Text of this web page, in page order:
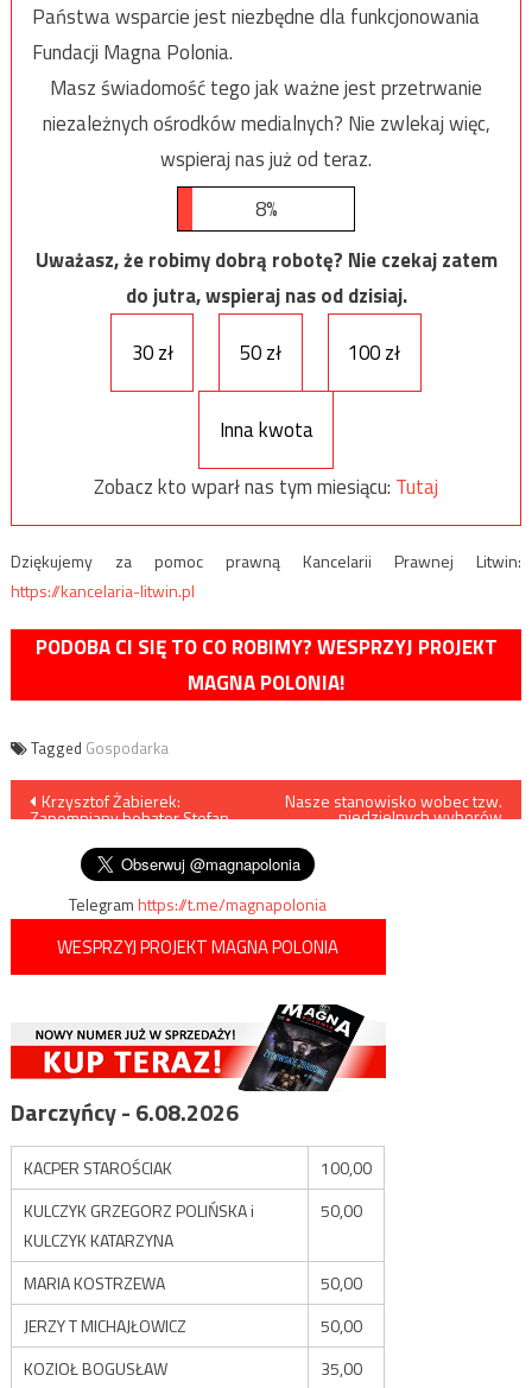
Państwa wsparcie jest niezbędne dla funkcjonowania
Fundacji Magna Polonia.
Masz świadomość tego jak ważne jest przetrwanie
niezależnych ośrodków medialnych? Nie zwlekaj więc,
wspieraj nas już od teraz.
8%
Uważasz, że robimy dobrą robotę? Nie czekaj zatem
do jutra, wspieraj nas od dzisiaj.
30 zł
50 zł 100 zł
Inna kwota
Zobacz kto wparł nas tym miesiącu: Tutaj
Dziękujemy za pomoc prawną Kancelarii Prawnej Litwin:
https://kancelaria-litwin.pl
PODOBA CI SIĘ TO CO ROBIMY? WESPRZYJ PROJEKT
MAGNA POLONIA!
Tagged Gospodarka
Nawigacja
wpisu
Krzysztof Żabierek:
Zapomniany bohater Stefan
Nasze stanowisko wobec tzw.
niedzielnych wyborów
Telegramhttps://t.me/magnapolonia
WESPRZYJ PROJEKT MAGNA POLONIA
Darczyńcy - 6.08.2026
KACPER STAROŚCIAK
100,00
KULCZYK GRZEGORZ POLIŃSKA i
KULCZYK KATARZYNA
50,00
MARIA KOSTRZEWA
50,00
JERZY T MICHAJŁOWICZ
50,00
KOZIOŁ BOGUSŁAW
35,00